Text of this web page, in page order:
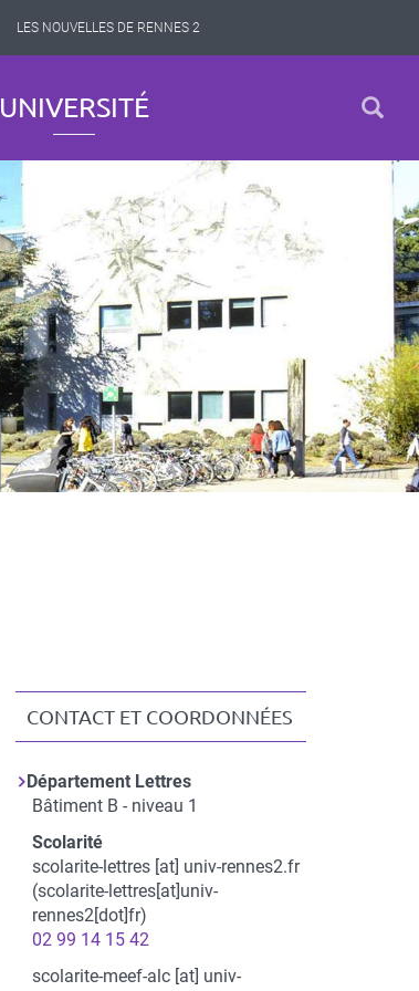
LES NOUVELLES DE RENNES 2
UNIVERSITÉ
CONTACT ET COORDONNÉES
et
coordonnées
Département Lettres
Bâtiment B - niveau 1
Scolarité
scolarite-lettres[at] univ-rennes2.fr
(scolarite-lettres[at]univ-
rennes2[dot]fr)
02 99 14 15 42
scolarite-meef-alc[at] univ-